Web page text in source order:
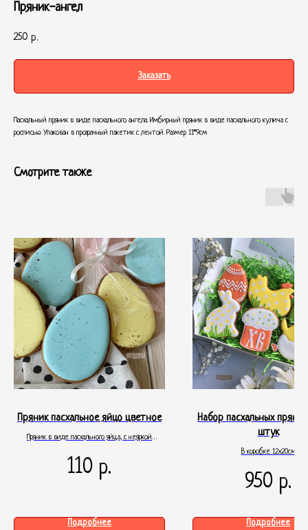
Пряник-ангел
250 р.
Заказать
Пасхальный пряник в виде пасхального ангела. Имбирный пряник в виде пасхального кулича с
росписью. Упакован в прозрачный пакетик с лентой. Размер 11*9см
Смотрите также
Пряник пасхальное яйцо цветное
Пряник в виде пасхального яйца, с неяркой
прозрачный пакет с лентой
110 р.
Подробнее
Набор пасхальных
штук
В коробке 12х20см
950 р.
Подробнее